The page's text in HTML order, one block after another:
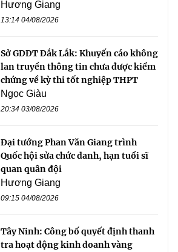
Hương Giang
13:14 04/08/2026
Sở GDĐT Đắk Lắk: Khuyến cáo không
lan truyền thông tin chưa được kiểm
chứng về kỳ thi tốt nghiệp THPT
Ngọc Giàu
20:34 03/08/2026
Đại tướng Phan Văn Giang trình
Quốc hội sửa chức danh, hạn tuổi sĩ
quan quân đội
Hương Giang
09:15 04/08/2026
Tây Ninh: Công bố quyết định thanh
tra hoạt động kinh doanh vàng